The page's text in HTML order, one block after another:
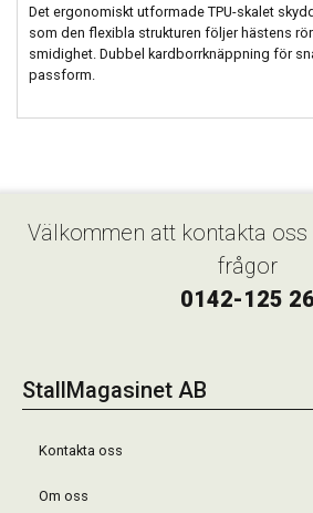
Det ergonomiskt utformade TPU-skalet
som den flexibla strukturen följer hästens
smidighet. Dubbel kardborrknäppning för
passform.
Välkommen att kontakta
frågor
0142-125
StallMagasinet AB
Kontakta oss
Om oss